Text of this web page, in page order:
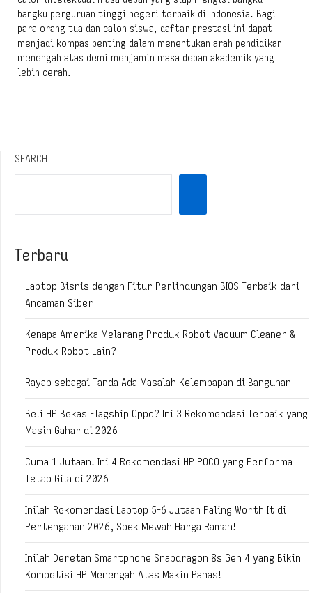
bangku perguruan tinggi negeri terbaik di Indonesia. Bagi
para orang tua dan calon siswa, daftar prestasi ini dapat
menjadi kompas penting dalam menentukan arah pendidikan
menengah atas demi menjamin masa depan akademik yang
lebih cerah.
SEARCH
Terbaru
Laptop Bisnis dengan Fitur Perlindungan BIOS Terbaik dari
Ancaman Siber
Kenapa Amerika Melarang Produk Robot Vacuum Cleaner &
Produk Robot Lain?
Rayap sebagai Tanda Ada Masalah Kelembapan di Bangunan
Beli HP Bekas Flagship Oppo? Ini 3 Rekomendasi Terbaik yang
Masih Gahar di 2026
Cuma 1 Jutaan! Ini 4 Rekomendasi HP POCO yang Performa
Tetap Gila di 2026
Inilah Rekomendasi Laptop 5-6 Jutaan Paling Worth It di
Pertengahan 2026, Spek Mewah Harga Ramah!
Inilah Deretan Smartphone Snapdragon 8s Gen 4 yang Bikin
Kompetisi HP Menengah Atas Makin Panas!